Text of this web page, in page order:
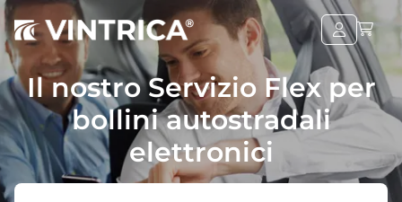
Il nostro Servizio Flex per
bollini autostradali
elettronici